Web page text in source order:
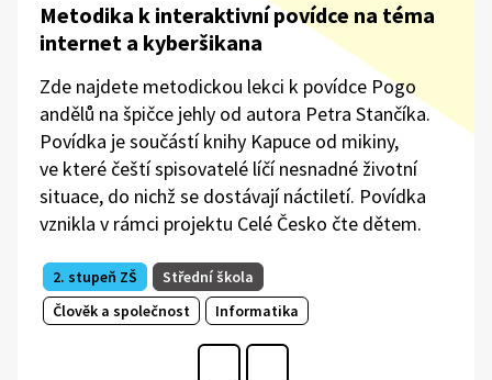
Metodika k interaktivní povídce na téma
internet a kyberšikana
Zde najdete metodickou lekci k povídce Pogo
andělů na špičce jehly od autora Petra Stančíka.
Povídka je součástí knihy Kapuce od mikiny,
ve které čeští spisovatelé líčí nesnadné životní
situace, do nichž se dostávají náctiletí. Povídka
vznikla v rámci projektu Celé Česko čte dětem.
2. stupeň ZŠ
Střední škola
Člověk a společnost
Informatika